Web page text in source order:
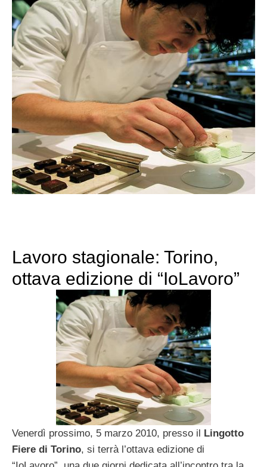
Lavoro stagionale: Torino,
ottava edizione di “IoLavoro”
Venerdì prossimo, 5 marzo 2010, presso il
Lingotto
Fiere di Torino, si terrà l’ottava edizione di